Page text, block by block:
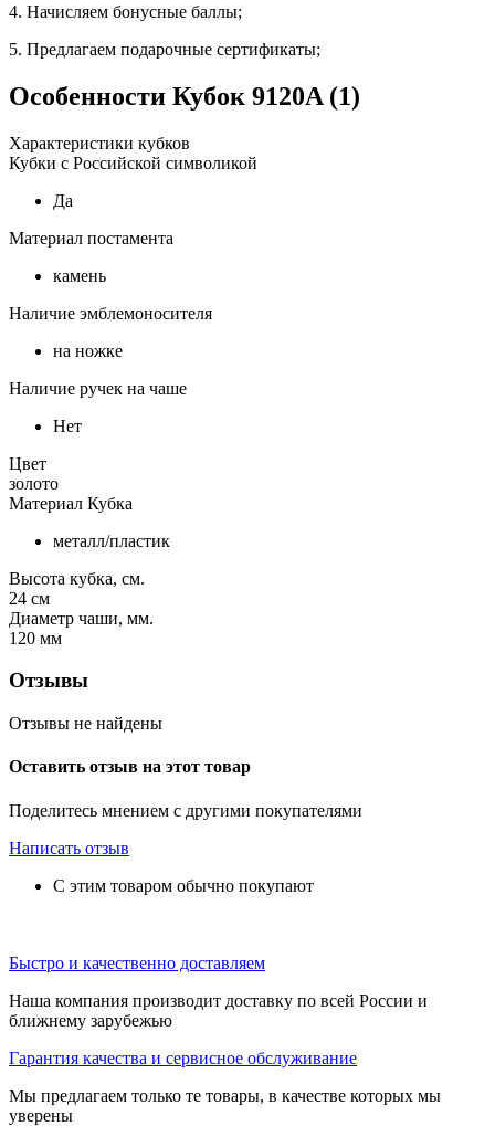
4. Начисляем бонусные баллы;
5. Предлагаем подарочные сертификаты;
Особенности Кубок 9120A (1)
Характеристики кубков
Кубки с Российской символикой
Да
Материал постамента
камень
Наличие эмблемоносителя
на ножке
Наличие ручек на чаше
Нет
Цвет
золото
Материал Кубка
металл/пластик
Высота кубка, см.
24 см
Диаметр чаши, мм.
120 мм
Отзывы
Отзывы не найдены
Оставить отзыв на этот товар
Поделитесь мнением с другими покупателями
Написать отзыв
С этим товаром обычно покупают
Быстро и качественно доставляем
Наша компания производит доставку по всей России и
ближнему зарубежью
Гарантия качества и сервисное обслуживание
Мы предлагаем только те товары, в качестве которых мы
уверены